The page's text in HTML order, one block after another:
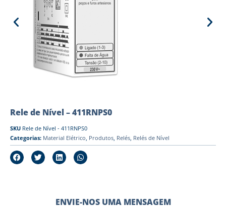
Rele de Nível – 411RNPS0
SKU Rele de Nível - 411RNPS0
Categorias: Material Elétrico, Produtos, Relés, Relés de Nível
ENVIE-NOS UMA MENSAGEM